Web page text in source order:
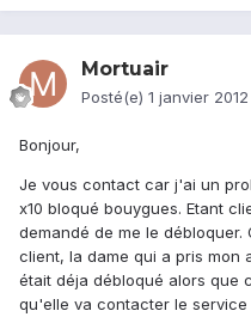
Mortuair
Posté(e) 1 janvier 2012
Bonjour,
Je vous contact car j'ai un
x10 bloqué bouygues. Etant
demandé de me le
client, la dame qui a pris mon
était déja débloqué alors que
qu'elle va contacter le